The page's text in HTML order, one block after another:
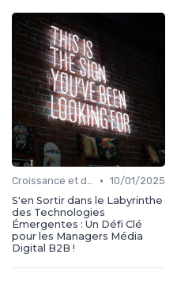
Croissance et développement • 10/01/2025
S'en Sortir dans le Labyrinthe
des Technologies
Émergentes : Un Défi Clé
pour les Managers Média
Digital B2B !